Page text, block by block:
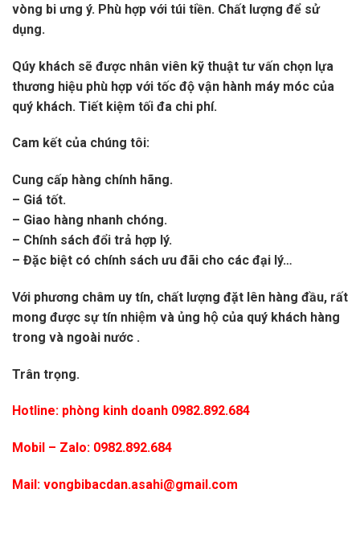
vòng bi ưng ý. Phù hợp với túi tiền. Chất lượng để sử
dụng.
Qúy khách sẽ được nhân viên kỹ thuật tư vấn chọn lựa
thương hiệu phù hợp với tốc độ vận hành máy móc của
quý khách. Tiết kiệm tối đa chi phí.
Cam kết của chúng tôi:
Cung cấp hàng chính hãng.
– Giá tốt.
– Giao hàng nhanh chóng.
– Chính sách đổi trả hợp lý.
– Đặc biệt có chính sách ưu đãi cho các đại lý…
Với phương châm uy tín, chất lượng đặt lên hàng đầu, rất
mong được sự tín nhiệm và ủng hộ của quý khách hàng
trong và ngoài nước .
Trân trọng.
Hotline: phòng kinh doanh 0982.892.684
Mobil – Zalo: 0982.892.684
Mail: vongbibacdan.asahi@gmail.com